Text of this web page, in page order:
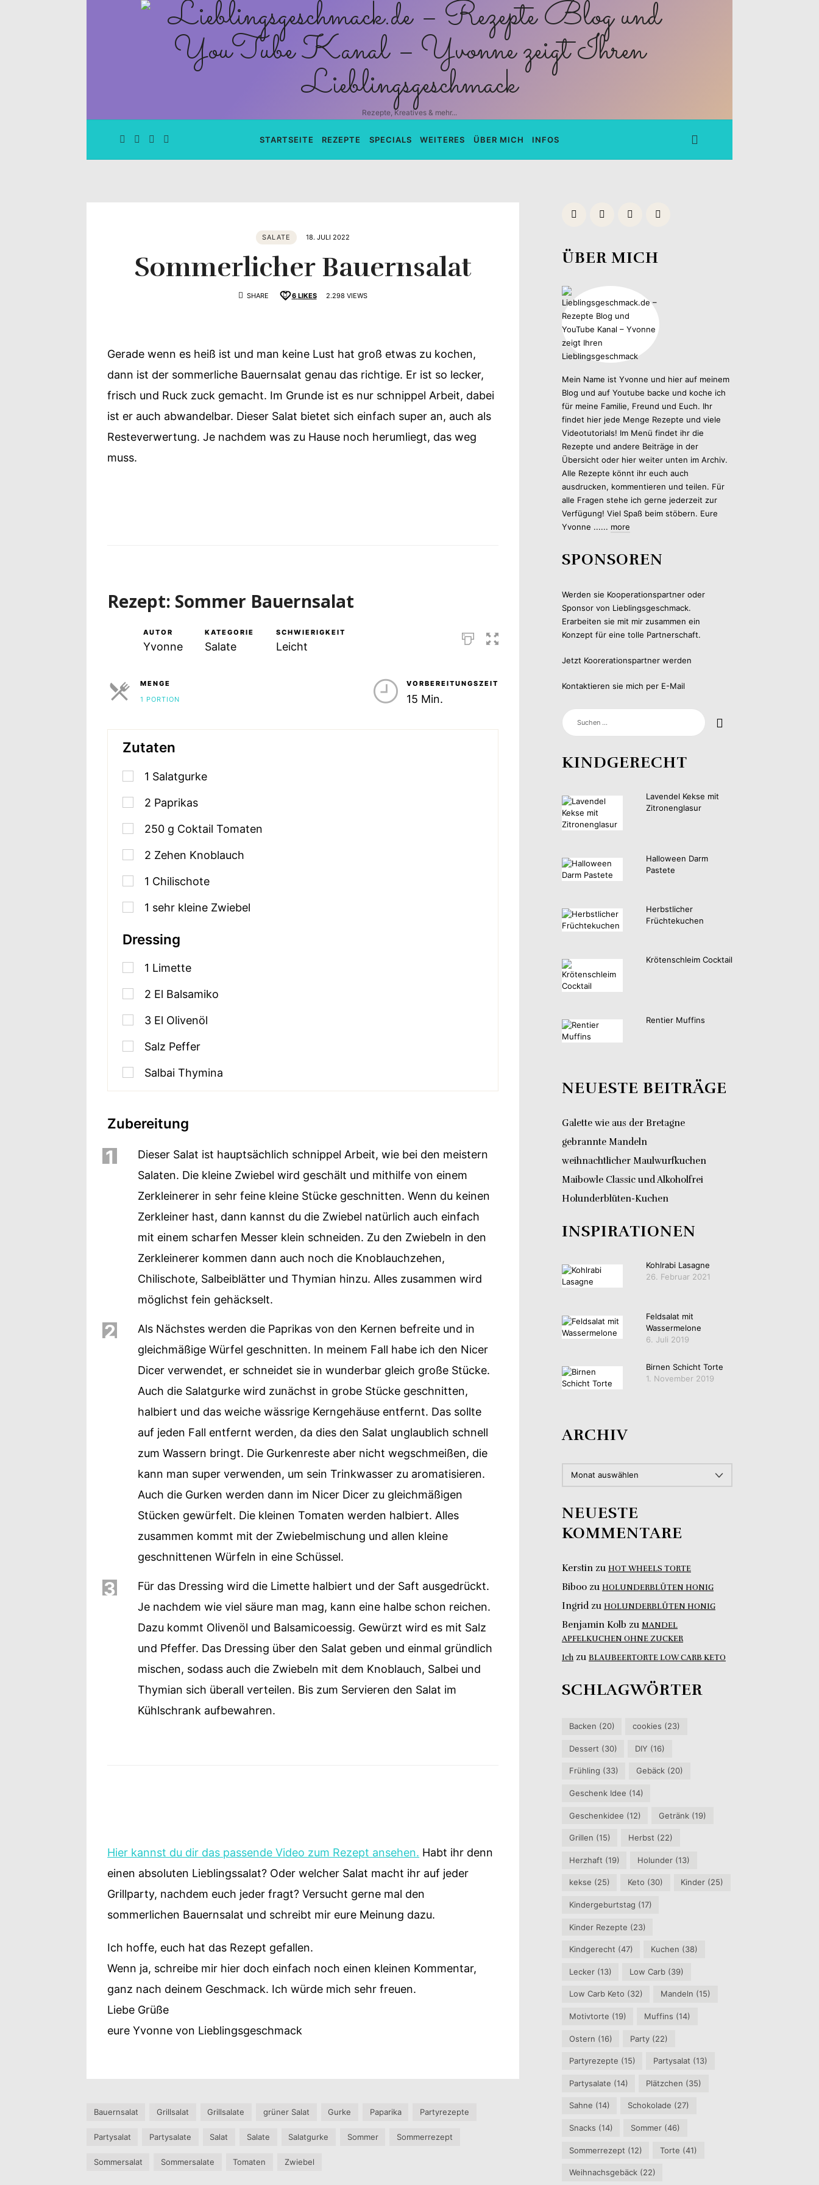
Lieblingsgeschmack.de
Rezepte
Blog
und
–
Yvonne
Ihren
Lieblingsgeschmack
Rezepte, Kreatives & mehr...
STARTSEITE REZEPTE SPECIALS WEITERES ÜBER MICH INFOS
SALATE 18. JULI 2022
Sommerlicher Bauernsalat
SHARE 6 LIKES 2.298 VIEWS
Gerade wenn es heiß ist und man keine Lust hat groß etwas zu kochen,
dann ist der sommerliche Bauernsalat genau das richtige. Er ist so lecker,
frisch und Ruck zuck gemacht. Im Grunde ist es nur schnippel Arbeit, dabei
ist er auch abwandelbar. Dieser Salat bietet sich einfach super an, auch als
Resteverwertung. Je nachdem was zu Hause noch herumliegt, das weg
muss.
Rezept: Sommer Bauernsalat
AUTOR
Yvonne
KATEGORIE
Salate
SCHWIERIGKEIT
Leicht
MENGE
1 PORTION
VORBEREITUNGSZEIT
15 Min.
Zutaten
1 Salatgurke
2 Paprikas
250 g Coktail Tomaten
2 Zehen Knoblauch
1 Chilischote
1 sehr kleine Zwiebel
Dressing
1 Limette
2 El Balsamiko
3 El Olivenöl
Salz Peffer
Salbai Thymina
Zubereitung
1
Dieser Salat ist hauptsächlich schnippel Arbeit, wie bei den meistern
Salaten. Die kleine Zwiebel wird geschält und mithilfe von einem
Zerkleinerer in sehr feine kleine Stücke geschnitten. Wenn du keinen
Zerkleiner hast, dann kannst du die Zwiebel natürlich auch einfach
mit einem scharfen Messer klein schneiden. Zu den Zwiebeln in den
Zerkleinerer kommen dann auch noch die Knoblauchzehen,
Chilischote, Salbeiblätter und Thymian hinzu. Alles zusammen wird
möglichst fein gehäckselt.
2
Als Nächstes werden die Paprikas von den Kernen befreite und in
gleichmäßige Würfel geschnitten. In meinem Fall habe ich den Nicer
Dicer verwendet, er schneidet sie in wunderbar gleich große Stücke.
Auch die Salatgurke wird zunächst in grobe Stücke geschnitten,
halbiert und das weiche wässrige Kerngehäuse entfernt. Das sollte
auf jeden Fall entfernt werden, da dies den Salat unglaublich schnell
zum Wassern bringt. Die Gurkenreste aber nicht wegschmeißen, die
kann man super verwenden, um sein Trinkwasser zu aromatisieren.
Auch die Gurken werden dann im Nicer Dicer zu gleichmäßigen
Stücken gewürfelt. Die kleinen Tomaten werden halbiert. Alles
zusammen kommt mit der Zwiebelmischung und allen kleine
geschnittenen Würfeln in eine Schüssel.
3
Für das Dressing wird die Limette halbiert und der Saft ausgedrückt.
Je nachdem wie viel säure man mag, kann eine halbe schon reichen.
Dazu kommt Olivenöl und Balsamicoessig. Gewürzt wird es mit Salz
und Pfeffer. Das Dressing über den Salat geben und einmal gründlich
mischen, sodass auch die Zwiebeln mit dem Knoblauch, Salbei und
Thymian sich überall verteilen. Bis zum Servieren den Salat im
Kühlschrank aufbewahren.
Hier kannst du dir das passende Video zum Rezept ansehen. Habt ihr denn
einen absoluten Lieblingssalat? Oder welcher Salat macht ihr auf jeder
Grillparty, nachdem euch jeder fragt? Versucht gerne mal den
sommerlichen Bauernsalat und schreibt mir eure Meinung dazu.
Ich hoffe, euch hat das Rezept gefallen.
Wenn ja, schreibe mir hier doch einfach noch einen kleinen Kommentar,
ganz nach deinem Geschmack. Ich würde mich sehr freuen.
Liebe Grüße
eure Yvonne von Lieblingsgeschmack
Bauernsalat Grillsalat Grillsalate grüner Salat Gurke Paparika Partyrezepte
Partysalat Partysalate Salat Salate Salatgurke Sommer Sommerrezept
Sommersalat Sommersalate Tomaten Zwiebel
ÜBER MICH
Mein Name ist Yvonne und hier auf meinem
Blog und auf Youtube backe und koche ich
für meine Familie, Freund und Euch. Ihr
findet hier jede Menge Rezepte und viele
Videotutorials! Im Menü findet ihr die
Rezepte und andere Beiträge in der
Übersicht oder hier weiter unten im Archiv.
Alle Rezepte könnt ihr euch auch
ausdrucken, kommentieren und teilen. Für
alle Fragen stehe ich gerne jederzeit zur
Verfügung! Viel Spaß beim stöbern. Eure
Yvonne ...... more
SPONSOREN
Werden sie Kooperationspartner oder
Sponsor von Lieblingsgeschmack.
Erarbeiten sie mit mir zusammen ein
Konzept für eine tolle Partnerschaft.
Jetzt Koorerationspartner werden
Kontaktieren sie mich per E-Mail
SUCHEN
NACH:
KINDGERECHT
Lavendel Kekse mit
Zitronenglasur
Halloween Darm
Pastete
Herbstlicher
Früchtekuchen
Krötenschleim Cocktail
Rentier Muffins
NEUESTE BEITRÄGE
Galette wie aus der Bretagne
gebrannte Mandeln
weihnachtlicher Maulwurfkuchen
Maibowle Classic und Alkoholfrei
Holunderblüten-Kuchen
INSPIRATIONEN
Kohlrabi Lasagne
26. Februar 2021
Feldsalat mit
Wassermelone
6. Juli 2019
Birnen Schicht Torte
1. November 2019
ARCHIV
NEUESTE
KOMMENTARE
Kerstin zu HOT WHEELS TORTE
Biboo zu HOLUNDERBLÜTEN HONIG
Ingrid zu HOLUNDERBLÜTEN HONIG
Benjamin Kolb zu MANDEL
APFELKUCHEN OHNE ZUCKER
Ich zu BLAUBEERTORTE LOW CARB KETO
SCHLAGWÖRTER
Backen (20) cookies (23)
Dessert (30) DIY (16)
Frühling (33) Gebäck (20)
Geschenk Idee (14)
Geschenkidee (12) Getränk (19)
Grillen (15) Herbst (22)
Herzhaft (19) Holunder (13)
kekse (25) Keto (30) Kinder (25)
Kindergeburtstag (17)
Kinder Rezepte (23)
Kindgerecht (47) Kuchen (38)
Lecker(13) Low Carb (39)
Low Carb Keto (32) Mandeln (15)
Motivtorte (19) Muffins (14)
Ostern (16) Party (22)
Partyrezepte (15) Partysalat (13)
Partysalate (14) Plätzchen (35)
Sahne (14) Schokolade (27)
Snacks (14) Sommer (46)
Sommerrezept (12) Torte (41)
Weihnachsgebäck(22)